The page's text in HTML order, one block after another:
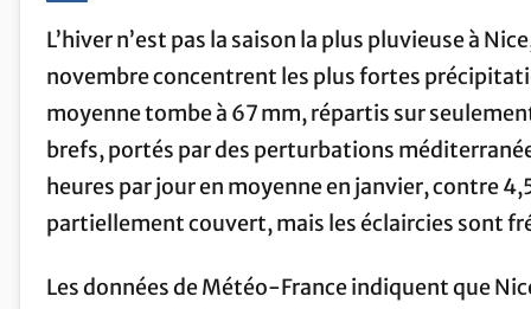
L’hiver n’est pas la saison la plus pluvieuse à
novembre concentrent les plus fortes
moyenne tombe à 67 mm, répartis sur
brefs, portés par des perturbations
heures par jour en moyenne en janvier, contre
partiellement couvert, mais les éclaircies sont
Les données de Météo-France indiquent que